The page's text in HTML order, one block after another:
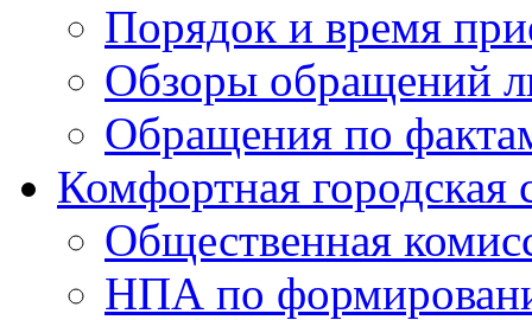
Порядок и время
Обзоры обращений
Обращения по
Комфортная городская
Общественная
НПА по